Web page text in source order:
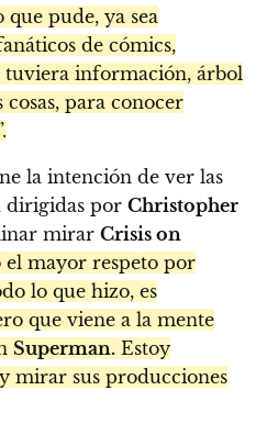
que pude, ya sea
de cómics,
tuviera información, árbol
cosas, para conocer
la intención de ver las
dirigidas por Christopher
mirar Crisis on
el mayor respeto por
lo que hizo, es
que viene a la mente
Superman. Estoy
mirar sus producciones